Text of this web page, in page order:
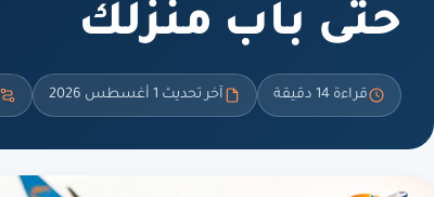
حتى باب منزلك
قراءة 14 دقيقة آخر تحديث 1 أغسطس 2026